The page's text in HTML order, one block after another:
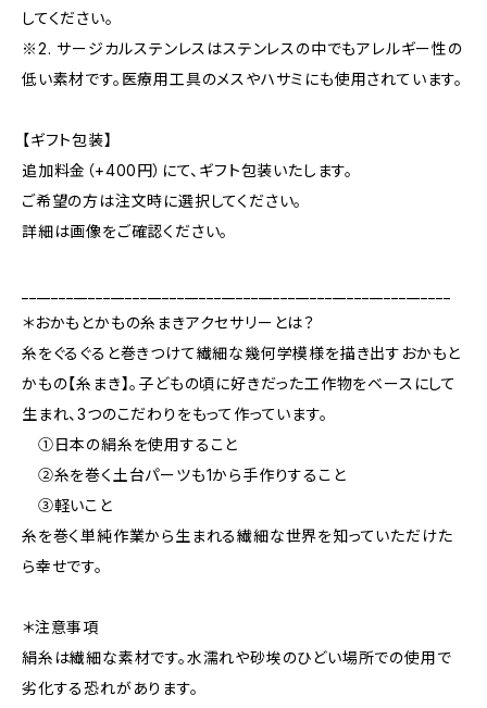
してください。
※2. サージカルステンレスはステンレスの中でもアレルギー性の
低い素材です。医療用工具のメスやハサミにも使用されています。
【ギフト包装】
追加料金（+400円）にて、ギフト包装いたします。
ご希望の方は注文時に選択してください。
詳細は画像をご確認ください。
＊おかもとかもの糸まきアクセサリーとは？
糸をぐるぐると巻きつけて繊細な幾何学模様を描き出すおかもと
かもの【糸まき】。子どもの頃に好きだった工作物をベースにして
生まれ、3つのこだわりをもって作っています。
①日本の絹糸を使用すること
②糸を巻く土台パーツも1から手作りすること
③軽いこと
糸を巻く単純作業から生まれる繊細な世界を知っていただけた
ら幸せです。
＊注意事項
絹糸は繊細な素材です。水濡れや砂埃のひどい場所での使用で
劣化する恐れがあります。